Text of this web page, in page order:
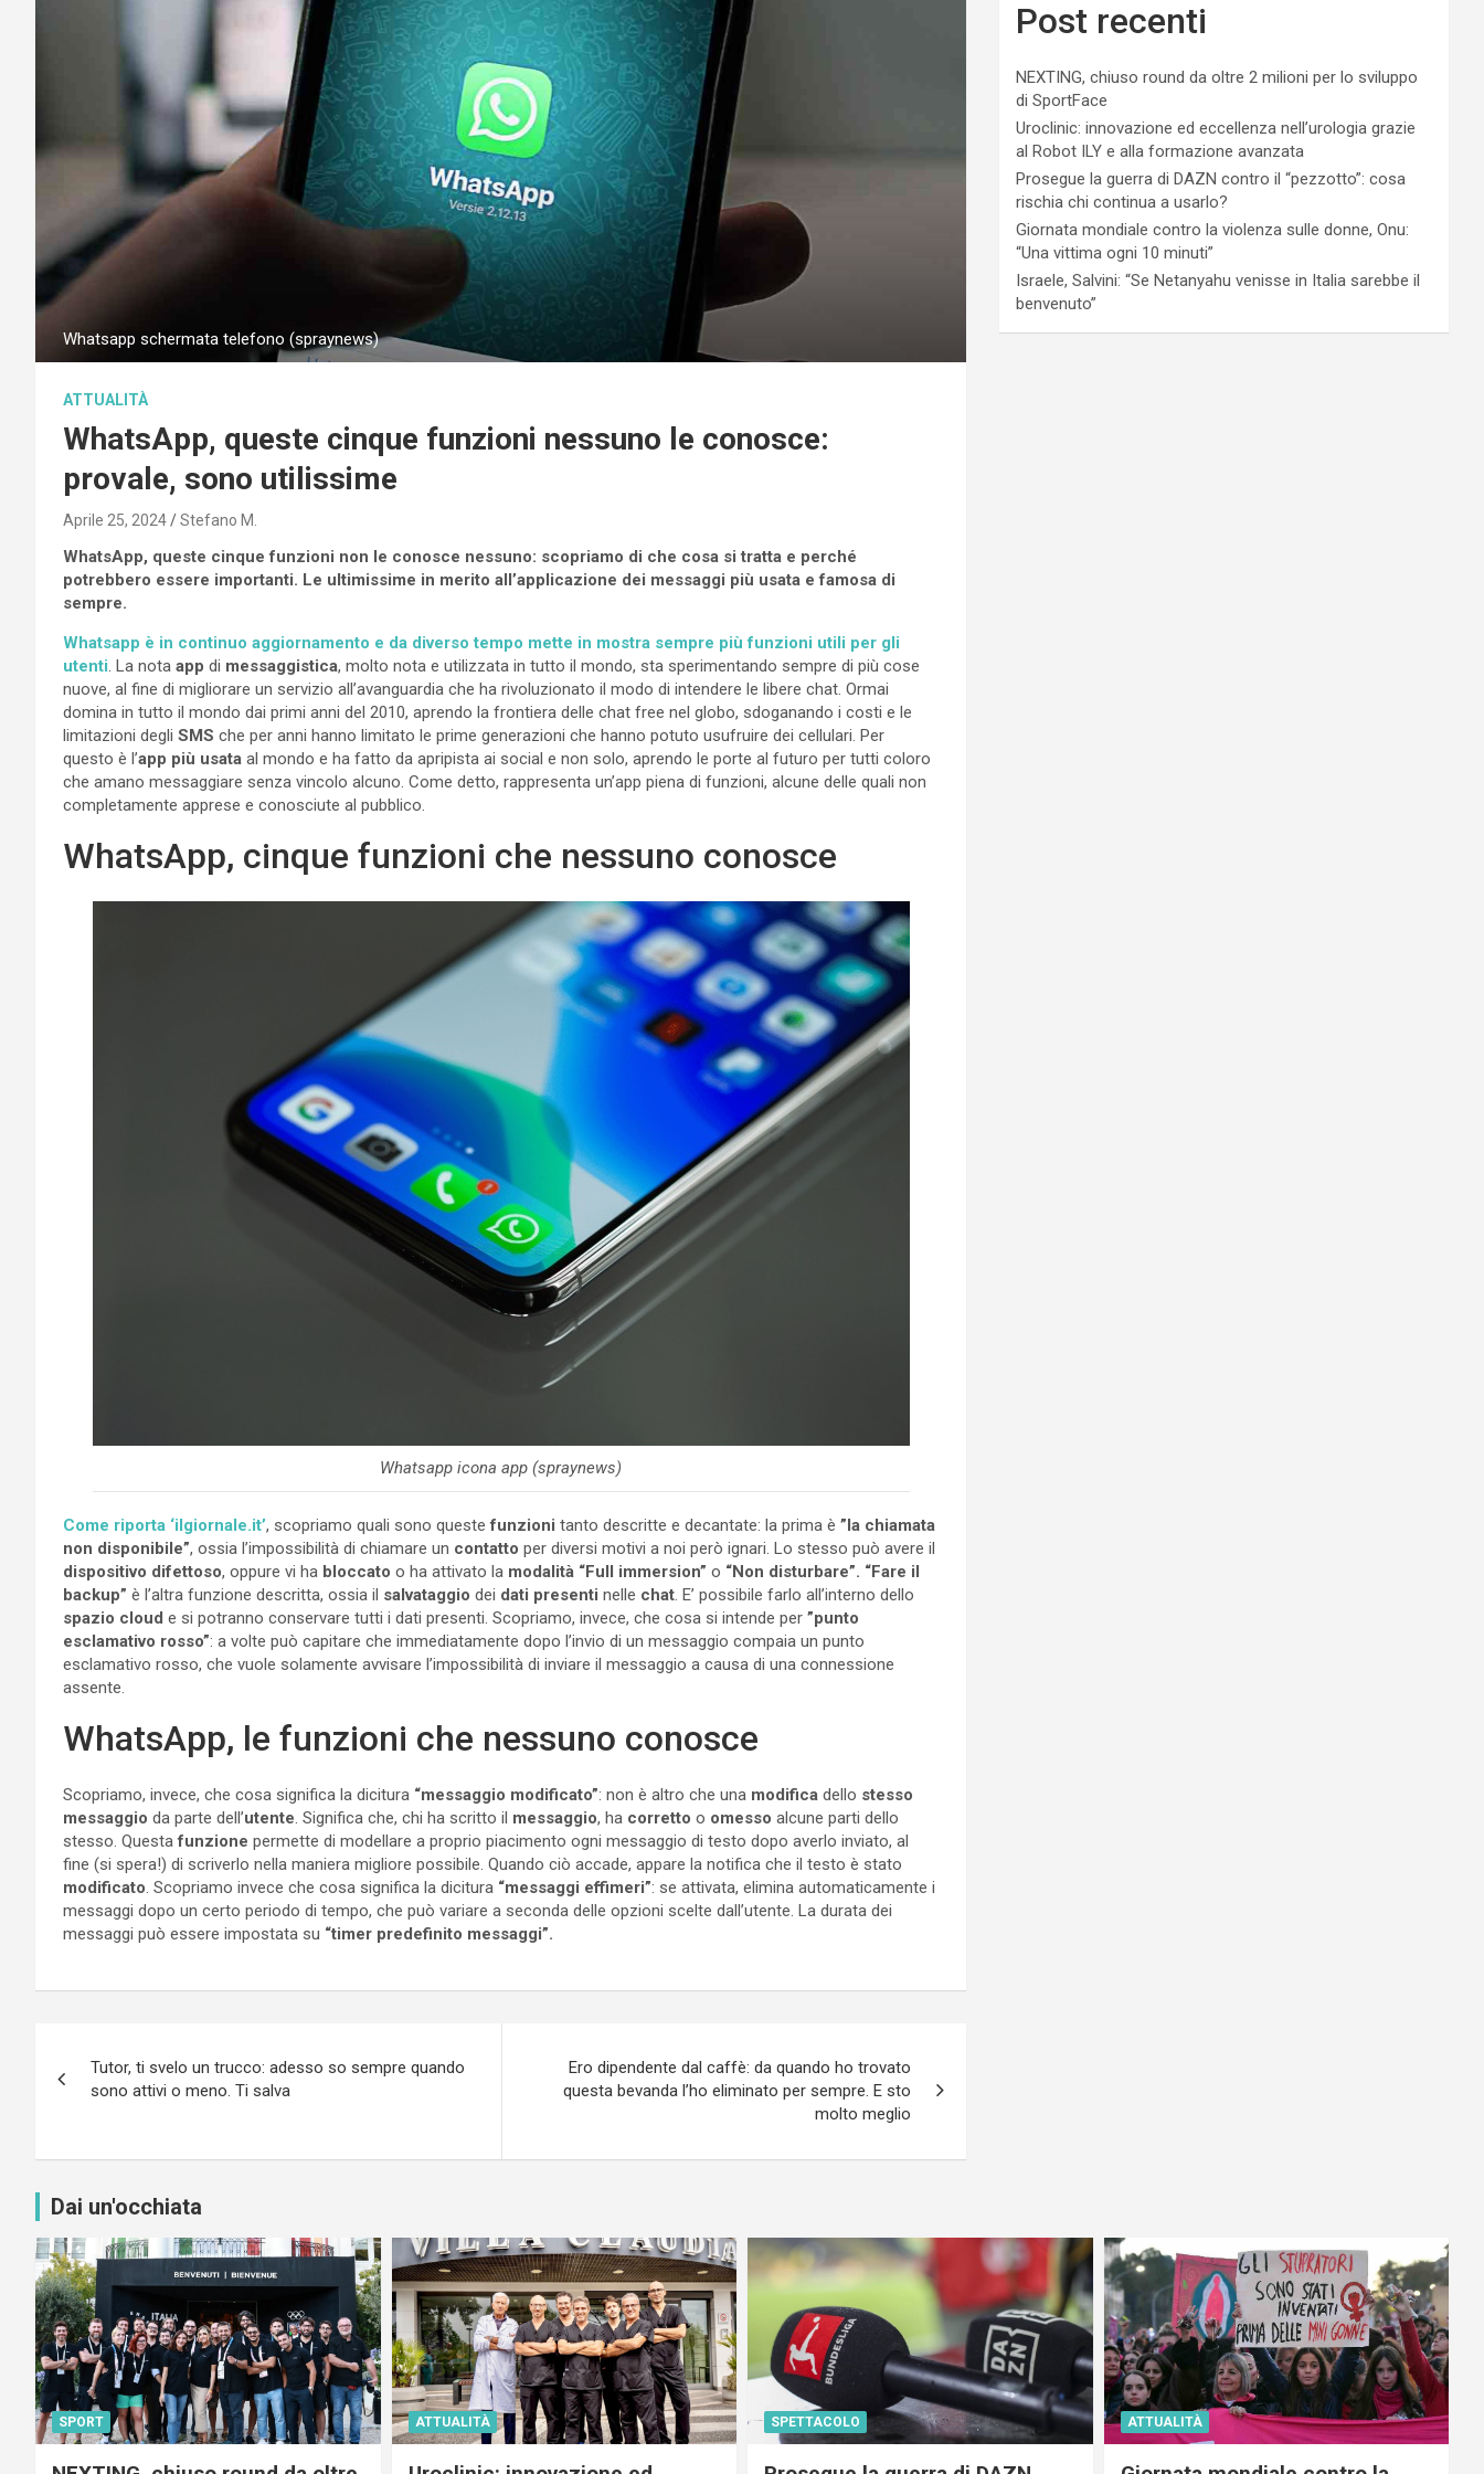
Whatsapp schermata telefono (spraynews)
ATTUALITÀ
WhatsApp, queste cinque funzioni nessuno le conosce:
provale, sono utilissime
Aprile 25, 2024 Stefano M.
WhatsApp, queste cinque funzioni non le conosce nessuno: scopriamo di che cosa si tratta e perché
potrebbero essere importanti. Le ultimissime in merito all’applicazione dei messaggi più usata e famosa di
sempre.
Whatsapp è in continuo aggiornamento e da diverso tempo mette in mostra sempre più funzioni utili per gli
utenti . La nota app di messaggistica, molto nota e utilizzata in tutto il mondo, sta sperimentando sempre di più cose
nuove, al fine di migliorare un servizio all’avanguardia che ha rivoluzionato il modo di intendere le libere chat. Ormai
domina in tutto il mondo dai primi anni del 2010, aprendo la frontiera delle chat free nel globo, sdoganando i costi e le
limitazioni degli SMS che per anni hanno limitato le prime generazioni che hanno potuto usufruire dei cellulari. Per
questo è l’app più usata al mondo e ha fatto da apripista ai social e non solo, aprendo le porte al futuro per tutti coloro
che amano messaggiare senza vincolo alcuno. Come detto, rappresenta un’app piena di funzioni, alcune delle quali non
completamente apprese e conosciute al pubblico.
WhatsApp, cinque funzioni che nessuno conosce
Whatsapp icona app (spraynews)
Come riporta ‘ilgiornale.it’, scopriamo quali sono questefunzioni tanto descritte e decantate: la prima è ”la chiamata
non disponibile”, ossia l’impossibilità di chiamare un contatto per diversi motivi a noi però ignari. Lo stesso può avere il
dispositivo difettoso, oppure vi ha bloccato o ha attivato la modalità “Full immersion” o “Non disturbare”. “Fare il
backup” è l’altra funzione descritta, ossia il salvataggio dei dati presenti nelle chat . E’ possibile farlo all’interno dello
spazio cloud e si potranno conservare tutti i dati presenti. Scopriamo, invece, che cosa si intende per ”punto
esclamativo rosso”: a volte può capitare che immediatamente dopo l’invio di un messaggio compaia un punto
esclamativo rosso, che vuole solamente avvisare l’impossibilità di inviare il messaggio a causa di una connessione
assente.
WhatsApp, le funzioni che nessuno conosce
Scopriamo, invece, che cosa significa la dicitura “messaggio modificato”: non è altro che una modifica dello stesso
messaggio da parte dell’utente . Significa che, chi ha scritto il messaggio, ha corretto o omesso alcune parti dello
stesso. Questafunzione permette di modellare a proprio piacimento ogni messaggio di testo dopo averlo inviato, al
fine (si spera!) di scriverlo nella maniera migliore possibile. Quando ciò accade, appare la notifica che il testo è stato
modificato . Scopriamo invece che cosa significa la dicitura “messaggi effimeri”: se attivata, elimina automaticamente i
messaggi dopo un certo periodo di tempo, che può variare a seconda delle opzioni scelte dall’utente. La durata dei
messaggi può essere impostata su “timer predefinito messaggi”.
articoli
Tutor, ti svelo un trucco: adesso so sempre quando
sono attivi o meno. Ti salva
Ero dipendente dal caffè: da quando ho trovato
questa bevanda l’ho eliminato per sempre. E sto
molto meglio
Post recenti
NEXTING, chiuso round da oltre 2 milioni per lo sviluppo
di SportFace
Uroclinic: innovazione ed eccellenza nell’urologia grazie
al Robot ILY e alla formazione avanzata
Prosegue la guerra di DAZN contro il “pezzotto”: cosa
rischia chi continua a usarlo?
Giornata mondiale contro la violenza sulle donne, Onu:
“Una vittima ogni 10 minuti”
Israele, Salvini: “Se Netanyahu venisse in Italia sarebbe il
benvenuto”
Dai un'occhiata
SPORT ATTUALITÀ SPETTACOLO ATTUALITÀ